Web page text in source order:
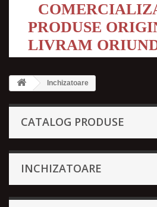
PRODUSE
LIVRAM
Inchizatoare
CATALOG PRODUSE
INCHIZATOARE